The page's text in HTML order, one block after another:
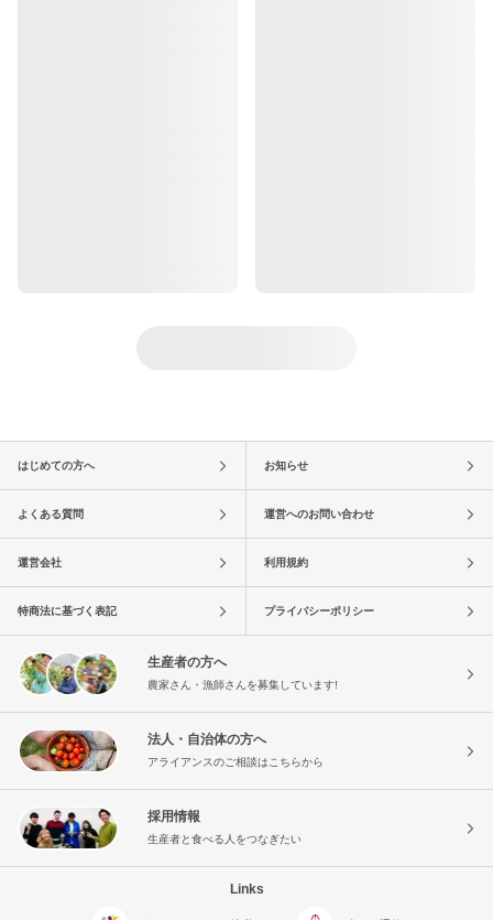
はじめての方へ お知らせ
よくある質問 運営へのお問い合わせ
運営会社 利用規約
特商法に基づく表記 プライバシーポリシー
生産者の方へ
農家さん・漁師さんを募集しています!
法人・自治体の方へ
アライアンスのご相談はこちらから
採用情報
生産者と食べる人をつなぎたい
Links